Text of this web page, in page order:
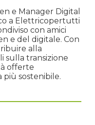
e Manager Digital
a Elettricopertutti
con amici
e del digitale. Con
alla
sulla transizione
offerte
più sostenibile.